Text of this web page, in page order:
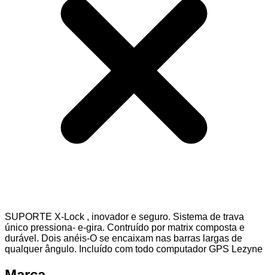
SUPORTE X-Lock , inovador e seguro. Sistema de trava
único pressiona- e-gira. Contruído por matrix composta e
durável. Dois anéis-O se encaixam nas barras largas de
qualquer ângulo. Incluído com todo computador GPS Lezyne